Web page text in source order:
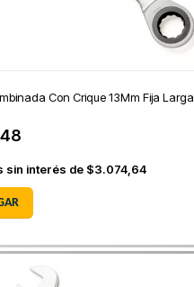
Con Crique 13Mm Fija Larga
sin interés de $3.074,64